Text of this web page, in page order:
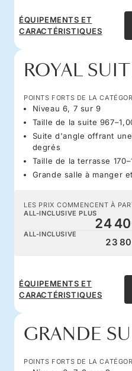
ÉQUIPEMENTS ET
CARACTÉRISTIQUES
ROYAL
POINTS FORTS DE LA
Niveau 6, 7 sur 9
Taille de la suite
Suite d'angle offrant
degrés
Taille de la terrasse
Grande salle à manger
LES PRIX COMMENCENT À
ALL-INCLUSIVE PLUS
24
ALL-INCLUSIVE
23
ÉQUIPEMENTS ET
CARACTÉRISTIQUES
GRANDE
POINTS FORTS DE LA